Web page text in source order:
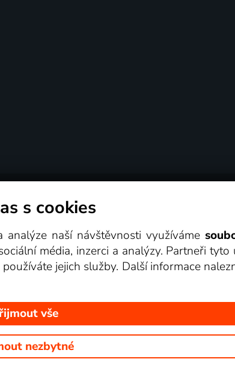
Videotéka
s cookies
analýze naší návštěvnosti využíváme
média, inzerci a analýzy. Partneři
jejich služby. Další informace
vše
nezbytné